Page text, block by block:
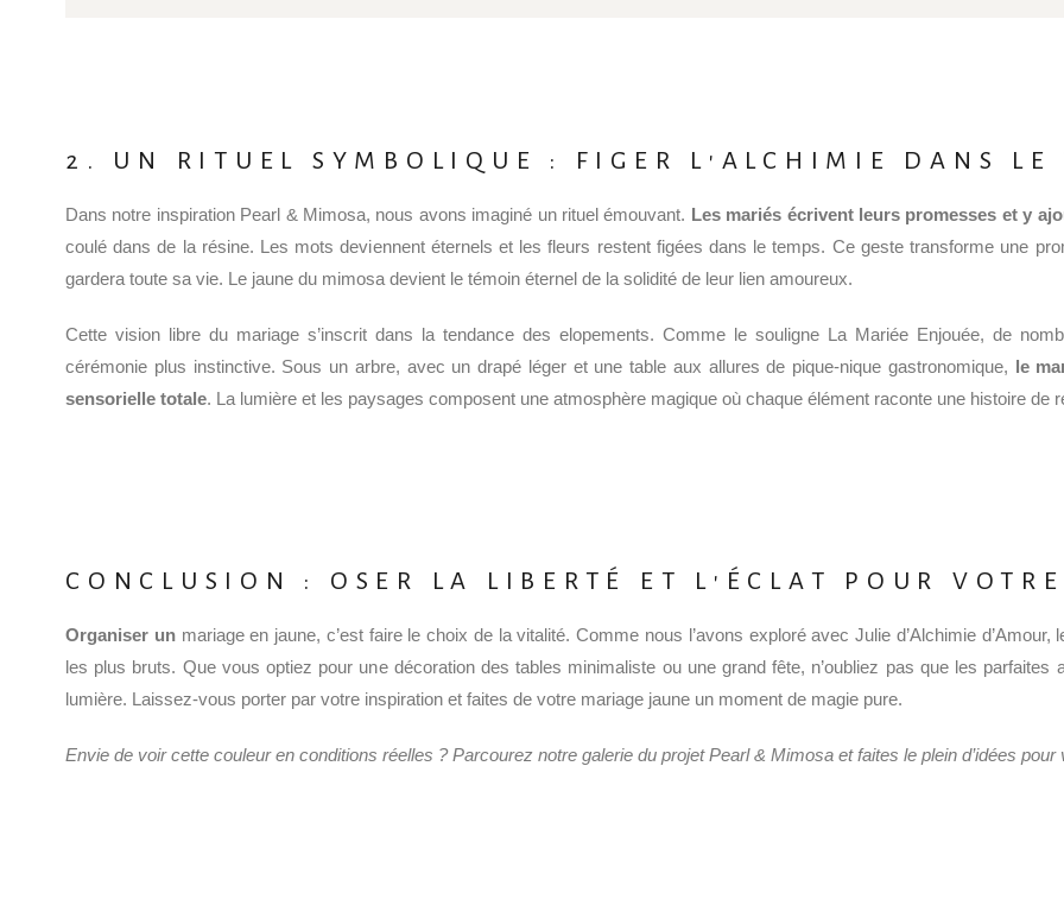
2. UN RITUEL SYMBOLIQUE : FIGER L'ALCHIMIE DANS LE
Dans notre inspiration Pearl & Mimosa, nous avons imaginé un rituel émouvant. Les mariés écrivent leurs promesses et y
coulé dans de la résine. Les mots deviennent éternels et les fleurs restent figées dans le temps. Ce geste transforme une
gardera toute sa vie. Le jaune du mimosa devient le témoin éternel de la solidité de leur lien amoureux.
Cette vision libre du mariage s’inscrit dans la tendance des elopements. Comme le souligne La Mariée Enjouée, de
cérémonie plus instinctive. Sous un arbre, avec un drapé léger et une table aux allures de pique-nique gastronomique, le
sensorielle totale. La lumière et les paysages composent une atmosphère magique où chaque élément raconte une histoire de
CONCLUSION : OSER LA LIBERTÉ ET L'ÉCLAT POUR
Organiser unmariage en jaune, c’est faire le choix de la vitalité. Comme nous l’avons exploré avec Julie d’Alchimie
les plus bruts. Que vous optiez pour une décoration des tables minimaliste ou une grand fête, n’oubliez pas que les
lumière. Laissez-vous porter par votre inspiration et faites de votre mariage jaune un moment de magie pure.
Envie de voir cette couleur en conditions réelles ? Parcourez notre galerie du projet Pearl & Mimosa et faites le plein d’idées pour